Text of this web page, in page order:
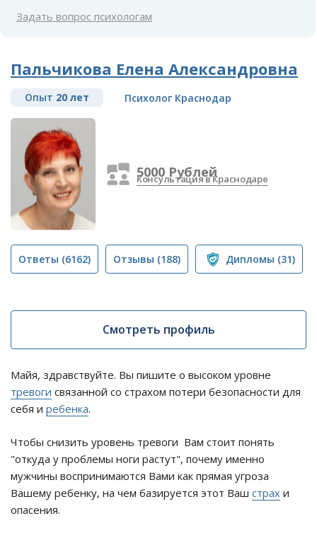
Задать вопрос психологам
Пальчикова Елена Александровна
Опыт 20 лет Психолог Краснодар
5000 Рублей
Консультация в Краснодаре
Ответы (6162) Отзывы (188) Дипломы (31)
Смотреть профиль
Майя, здравствуйте. Вы пишите о высоком уровне
тревоги связанной со страхом потери безопасности для
себя и ребенка.
Чтобы снизить уровень тревоги Вам стоит понять
"откуда у проблемы ноги растут", почему именно
мужчины воспринимаются Вами как прямая угроза
Вашему ребенку, на чем базируется этот Ваш страх и
опасения.